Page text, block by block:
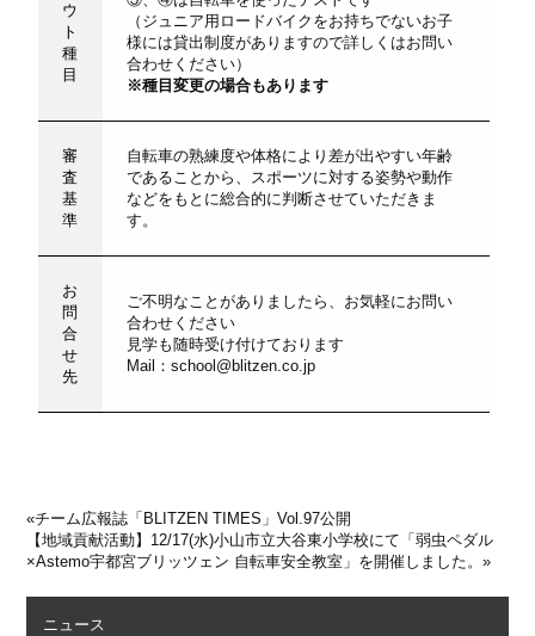
ウ
ト
種
目
（ジュニア用ロードバイクをお持ちでないお子
様には貸出制度がありますので詳しくはお問い
合わせください）
※種目変更の場合もあります
審
査
基
準
自転車の熟練度や体格により差が出やすい年齢
であることから、スポーツに対する姿勢や動作
などをもとに総合的に判断させていただきま
す。
お
問
合
せ
先
ご不明なことがありましたら、お気軽にお問い
合わせください
見学も随時受け付けております
Mail：school@blitzen.co.jp
«チーム広報誌「BLITZEN TIMES」Vol.97公開
【地域貢献活動】12/17(水)小山市立大谷東小学校にて「弱虫ペダル
×Astemo宇都宮ブリッツェン 自転車安全教室」を開催しました。»
ニュース